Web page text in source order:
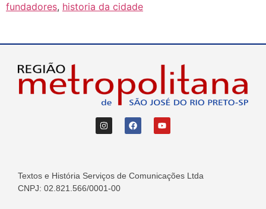
fundadores, historia da cidade
Textos e História Serviços de Comunicações Ltda
CNPJ: 02.821.566/0001-00